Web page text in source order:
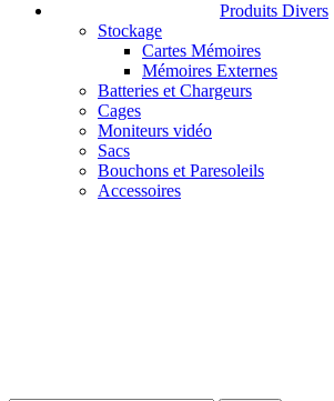
Produits Divers
Stockage
Cartes Mémoires
Mémoires Externes
Batteries et Chargeurs
Cages
Moniteurs vidéo
Sacs
Bouchons et Paresoleils
Accessoires